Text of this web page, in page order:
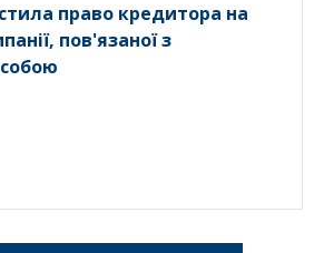
право кредитора на
пов'язаної з